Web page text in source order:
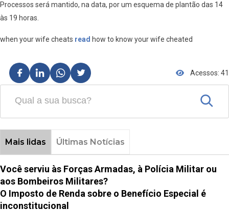
Processos será mantido, na data, por um esquema de plantão das 14
às 19 horas.
when your wife cheats read how to know your wife cheated
Acessos: 41
Mais lidas Últimas Notícias
Você serviu às Forças Armadas, à Polícia Militar ou
aos Bombeiros Militares?
O Imposto de Renda sobre o Benefício Especial é
inconstitucional